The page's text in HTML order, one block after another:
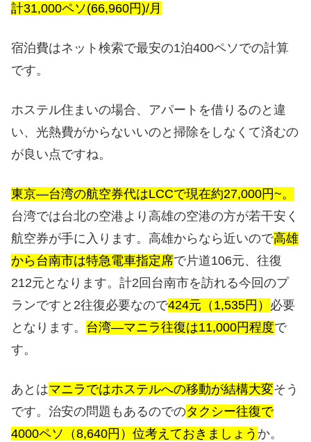
計31,000ペソ(66,960円)/月
宿泊費はネット検索で最安の1泊400ペソでの計算
です。
ホステル住まいの場合、アパートを借りるのと違
い、光熱費がからないいのと掃除をしなくて済むの
が良い点ですね。
東京―台湾の航空券代はLCCで現在約27,000円~。
台湾では台北の空港より高雄の空港の方が若干安く
航空券が手に入ります。高雄からなら近いので高雄
から台南市は特急電車指定席で片道106元、往復
212元となります。計2回台南市を訪れる今回のプ
ランですと2往復必要なので424元（1,535円） 必要
となります。 台湾―マニラ往復は11,000円程度で
す。
あとはマニラではホステルへの移動が結構大変そう
です。治安の問題もあるのでのタクシー往復で
4000ペソ（8,640円）位考えておきましょう か。